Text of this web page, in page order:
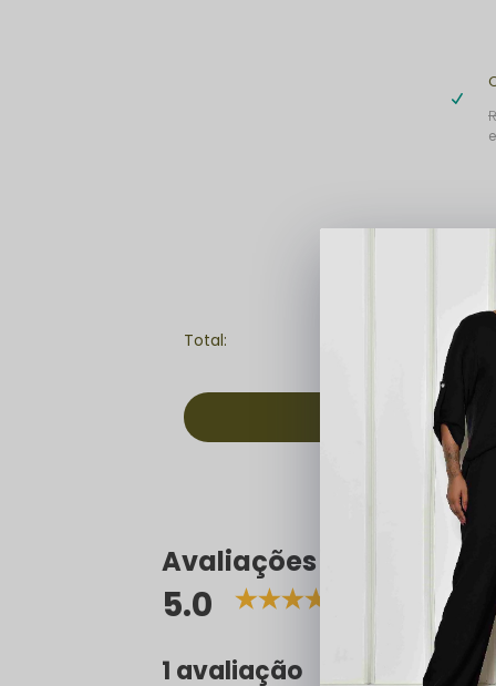
Avaliações
5.0
1 avaliação